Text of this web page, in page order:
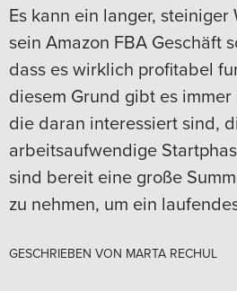
Es kann ein langer, steiniger
sein Amazon FBA Geschäft
dass es wirklich profitabel
diesem Grund gibt es
die daran interessiert sind,
arbeitsaufwendige
sind bereit eine große
zu nehmen, um ein
GESCHRIEBEN VON MARTA RECHUL